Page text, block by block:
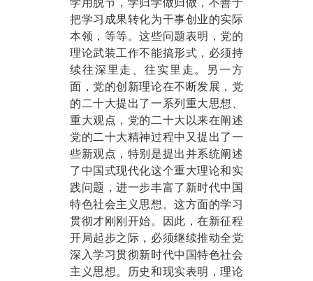
把学习成果转化为干事创业的实际
本领，等等。这些问题表明，党的
理论武装工作不能搞形式，必须持
续往深里走、往实里走。另一方
面，党的创新理论在不断发展，党
的二十大提出了一系列重大思想、
重大观点，党的二十大以来在阐述
党的二十大精神过程中又提出了一
些新观点，特别是提出并系统阐述
了中国式现代化这个重大理论和实
践问题，进一步丰富了新时代中国
特色社会主义思想。这方面的学习
贯彻才刚刚开始。因此，在新征程
开局起步之际，必须继续推动全党
深入学习贯彻新时代中国特色社会
主义思想。历史和现实表明，理论